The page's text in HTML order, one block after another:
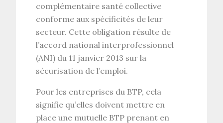
complémentaire santé collective
conforme aux spécificités de leur
secteur. Cette obligation résulte de
l’accord national interprofessionnel
(ANI) du 11 janvier 2013 sur la
sécurisation de l’emploi.
Pour les entreprises du BTP, cela
signifie qu’elles doivent mettre en
place une mutuelle BTP prenant en